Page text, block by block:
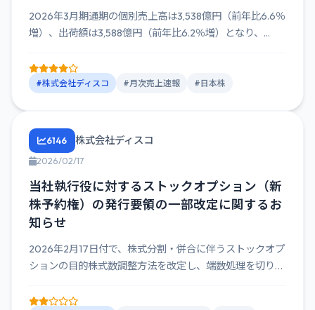
2026年3月期通期の個別売上高は3,538億円（前年比6.6％
増）、出荷額は3,588億円（前年比6.2％増）となり、...
#株式会社ディスコ #月次売上速報 #日本株
6146 株式会社ディスコ
2026/02/17
当社執行役に対するストックオプション（新
株予約権）の発行要領の一部改定に関するお
知らせ
2026年2月17日付で、株式分割・併合に伴うストックオプ
ションの目的株式数調整方法を改定し、端数処理を切り捨